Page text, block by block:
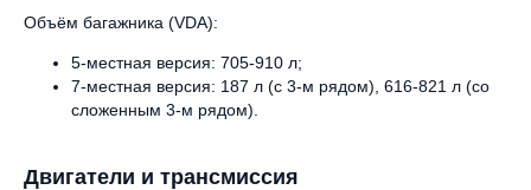
Объём багажника (VDA):
5-местная версия: 705-910 л;
7-местная версия: 187 л (с 3-м рядом), 616-821 л (со
сложенным 3-м рядом).
Двигатели и трансмиссия